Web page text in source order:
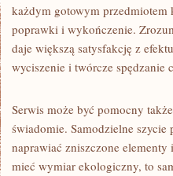
każdym gotowym przedmiotem
poprawki i wykończenie.
daje większą satysfakcję z
wyciszenie i twórcze spędzanie
Serwis może być pomocny
świadomie. Samodzielne
naprawiać zniszczone
mieć wymiar ekologiczny, to